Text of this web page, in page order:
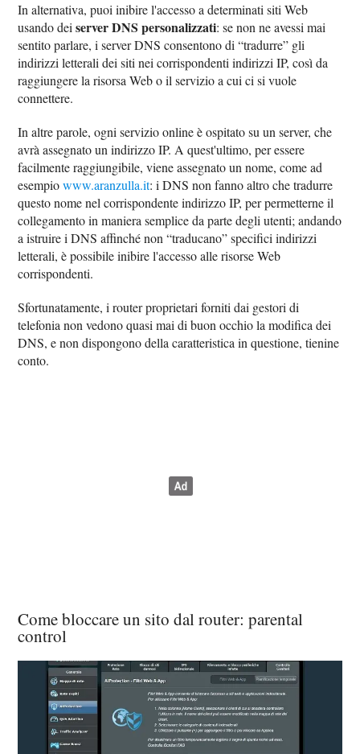
In alternativa, puoi inibire l'accesso a determinati siti Web
usando deiserver DNS personalizzati: se non ne avessi mai
sentito parlare, i server DNS consentono di “tradurre” gli
indirizzi letterali dei siti nei corrispondenti indirizzi IP, così da
raggiungere la risorsa Web o il servizio a cui ci si vuole
connettere.
In altre parole, ogni servizio online è ospitato su un server, che
avrà assegnato un indirizzo IP. A quest'ultimo, per essere
facilmente raggiungibile, viene assegnato un nome, come ad
esempiowww.aranzulla.it: i DNS non fanno altro che tradurre
questo nome nel corrispondente indirizzo IP, per permetterne il
collegamento in maniera semplice da parte degli utenti; andando
a istruire i DNS affinché non “traducano” specifici indirizzi
letterali, è possibile inibire l'accesso alle risorse Web
corrispondenti.
Sfortunatamente, i router proprietari forniti dai gestori di
telefonia non vedono quasi mai di buon occhio la modifica dei
DNS, e non dispongono della caratteristica in questione, tienine
conto.
Come bloccare un sito dal router: parental
control